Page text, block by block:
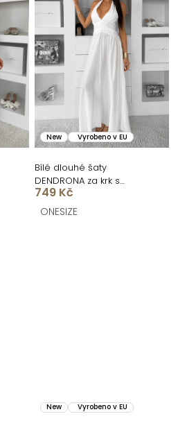
New Vyrobeno v EU
Bílé dlouhé šaty
DENDRONA za krk s
výstřihem
749 Kč
ONESIZE
New Vyrobeno v EU